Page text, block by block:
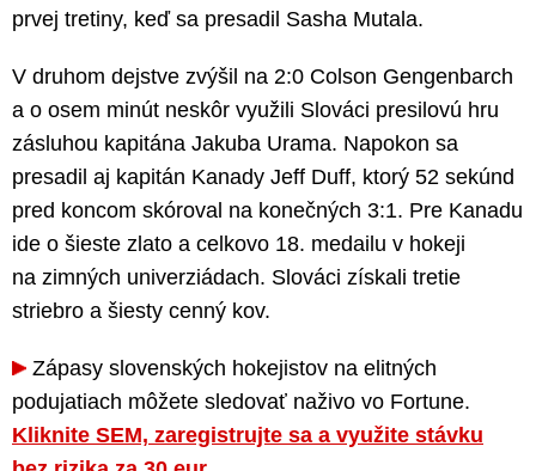
prvej tretiny, keď sa presadil Sasha Mutala.
V druhom dejstve zvýšil na 2:0 Colson Gengenbarch
a o osem minút neskôr využili Slováci presilovú hru
zásluhou kapitána Jakuba Urama. Napokon sa
presadil aj kapitán Kanady Jeff Duff, ktorý 52 sekúnd
pred koncom skóroval na konečných 3:1. Pre Kanadu
ide o šieste zlato a celkovo 18. medailu v hokeji
na zimných univerziádach. Slováci získali tretie
striebro a šiesty cenný kov.
Zápasy slovenských hokejistov na elitných
podujatiach môžete sledovať naživo vo Fortune.
Kliknite SEM, zaregistrujte sa a využite stávku